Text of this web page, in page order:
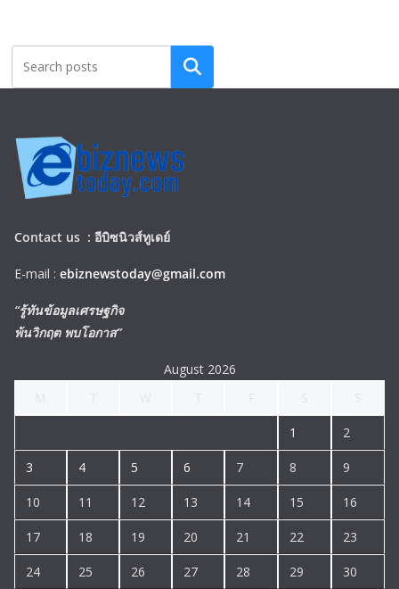
Search
Contact us : อีบิซนิวส์ทูเดย์
E-mail : ebiznewstoday@gmail.com
“รู้ทันข้อมูลเศรษฐกิจ
พ้นวิกฤต พบโอกาส”
August 2026
1 2
3 4 5 6 7 8 9
10 11 12 13 14 15 16
17 18 19 20 21 22 23
24 25 26 27 28 29 30